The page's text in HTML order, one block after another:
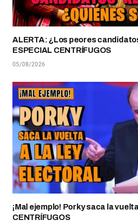
ALERTA: ¿Los peores
ESPECIAL CENTRÍFUGOS
05/08/2026
¡Mal ejemplo! Porky saca la
CENTRÍFUGOS